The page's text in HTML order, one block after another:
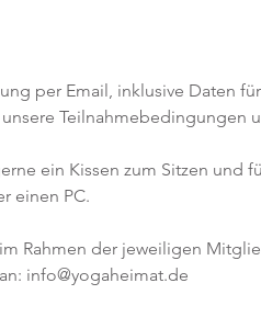
per Email, inklusive Daten
Teilnahmebedingungen
ein Kissen zum Sitzen und
einen PC.
Rahmen der jeweiligen
info@yogaheimat.de